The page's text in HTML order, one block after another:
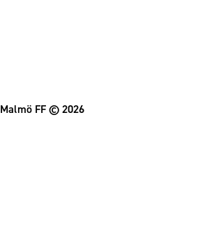
Malmö FF© 2026